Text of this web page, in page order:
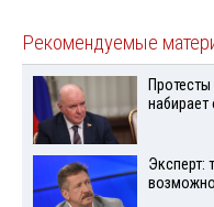
Рекомендуемые
Эксперт: